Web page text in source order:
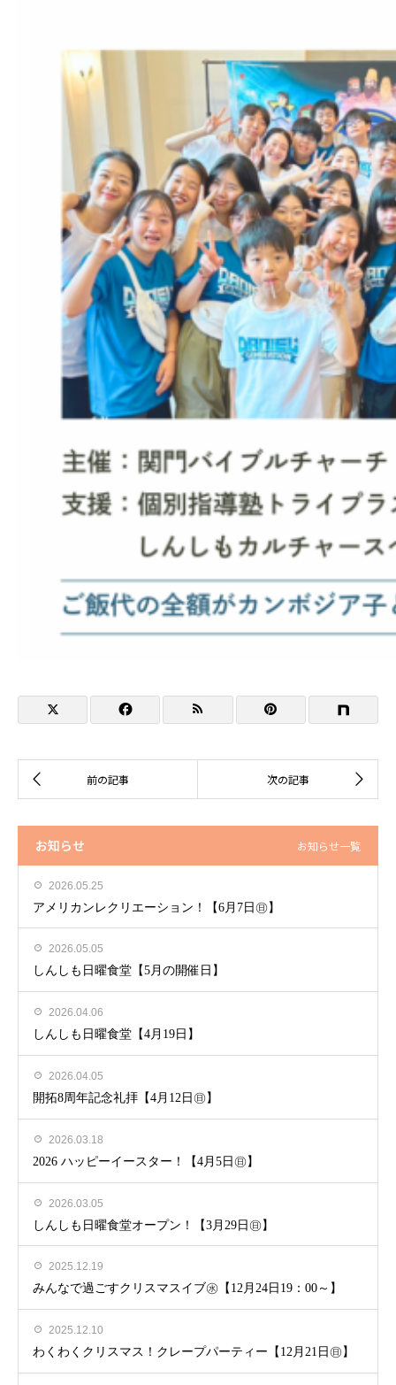
お知らせ お知らせ一覧
2026.05.25
アメリカンレクリエーション！【6月7日㊐】
2026.05.05
しんしも日曜食堂【5月の開催日】
2026.04.06
しんしも日曜食堂【4月19日】
2026.04.05
開拓8周年記念礼拝【4月12日㊐】
2026.03.18
2026 ハッピーイースター！【4月5日㊐】
2026.03.05
しんしも日曜食堂オープン！【3月29日㊐】
2025.12.19
みんなで過ごすクリスマスイブ㊌【12月24日19：00～】
2025.12.10
わくわくクリスマス！クレープパーティー【12月21日㊐】